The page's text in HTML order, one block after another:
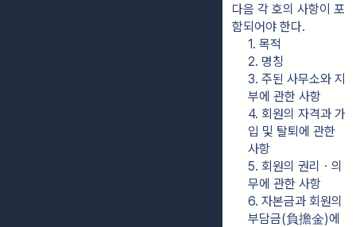
다음 각 호의 사항이 포
함되어야 한다.
1. 목적
2. 명칭
3. 주된 사무소와 지
부에 관한 사항
4. 회원의 자격과 가
입 및 탈퇴에 관한
사항
5. 회원의 권리ㆍ의
무에 관한 사항
6. 자본금과 회원의
부담금(負擔金)에